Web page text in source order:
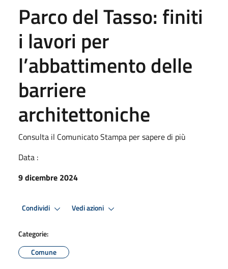
Parco del Tasso: finiti
i lavori per
l’abbattimento delle
barriere
architettoniche
Consulta il Comunicato Stampa per sapere di più
Data :
9 dicembre 2024
Condividi Vedi azioni
Categorie:
Comune